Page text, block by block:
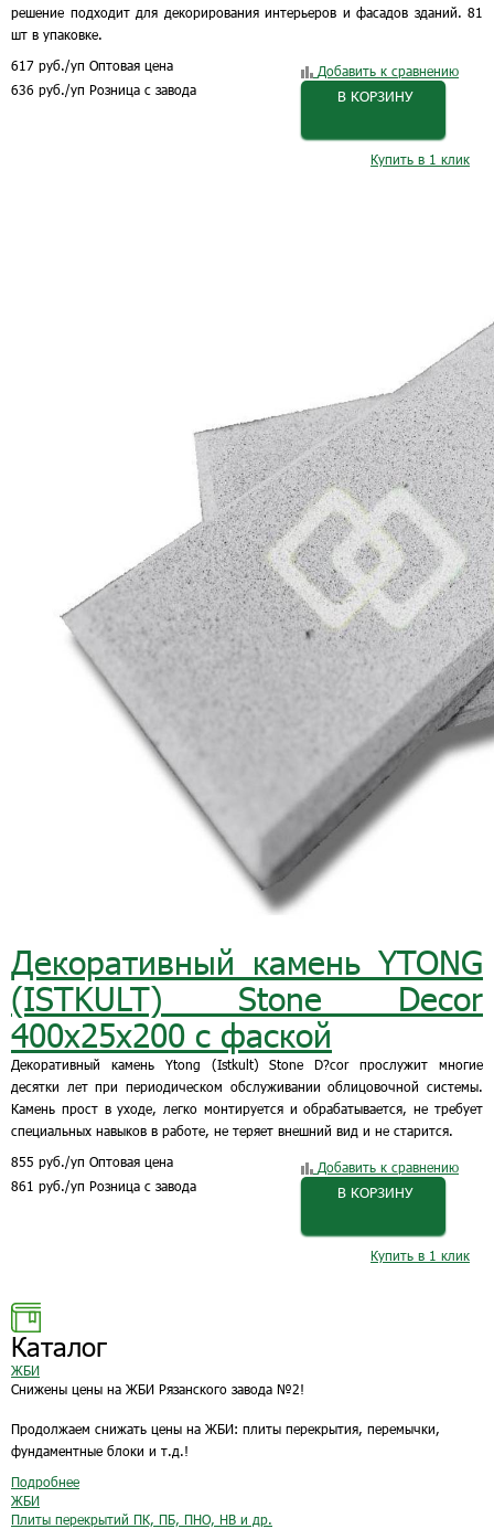
решение подходит для декорирования интерьеров и фасадов зданий. 81
шт в упаковке.
617 руб./уп Оптовая цена
636 руб./уп Розница с завода
Добавить к сравнению
В КОРЗИНУ
Купить в 1 клик
Декоративный камень YTONG
(ISTKULT) Stone Decor
400x25x200 с фаской
Декоративный камень Ytong (Istkult) Stone D?cor прослужит многие
десятки лет при периодическом обслуживании облицовочной системы.
Камень прост в уходе, легко монтируется и обрабатывается, не требует
специальных навыков в работе, не теряет внешний вид и не старится.
855 руб./уп Оптовая цена
861 руб./уп Розница с завода
Добавить к сравнению
В КОРЗИНУ
Купить в 1 клик
Каталог
ЖБИ
Снижены цены на ЖБИ Рязанского завода №2!
Продолжаем снижать цены на ЖБИ: плиты перекрытия, перемычки,
фундаментные блоки и т.д.!
Подробнее
ЖБИ
Плиты перекрытий ПК, ПБ, ПНО, НВ и др.